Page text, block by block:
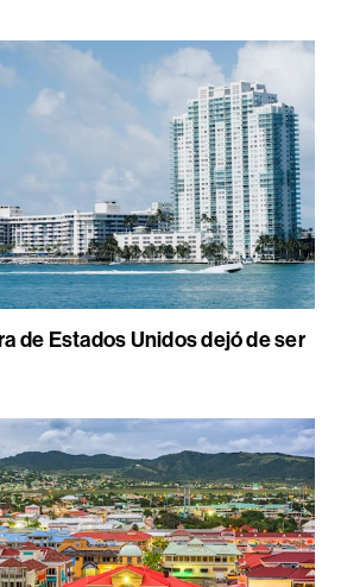
de Estados Unidos dejó de ser